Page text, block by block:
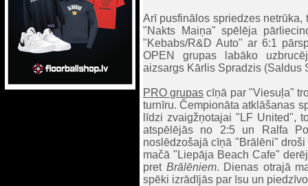
Arī pusfinālos spriedzes
"Nakts Maiņa" spēlēja
"Kebabs/R&D Auto" ar 6:1
OPEN grupas labāko
aizsargs Kārlis Spradzis (Saldus
PRO grupas cīņā par "Viesuļa"
turnīru. Čempionāta atklāšanas
līdzi zvaigžņotajai "LF United",
atspēlējās no 2:5 un Ralfa
noslēdzošajā cīņā "Brālēni"
mačā "Liepāja Beach Cafe"
pret Brālēniem. Dienas otrajā
spēki izrādījās par īsu un